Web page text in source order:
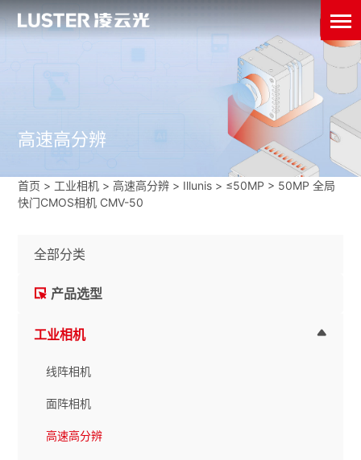
高速高分辨
首页 > 工业相机 >高速高分辨 > Illunis > ≤50MP > 50MP 全局
快门CMOS相机 CMV-50
全部分类
产品选型
工业相机
线阵相机
面阵相机
高速高分辨